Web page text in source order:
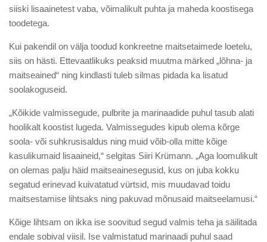
siiski lisaainetest vaba, võimalikult puhta ja maheda koostisega
toodetega.
Kui pakendil on välja toodud konkreetne maitsetaimede loetelu,
siis on hästi. Ettevaatlikuks peaksid muutma märked „lõhna- ja
maitseained“ ning kindlasti tuleb silmas pidada ka lisatud
soolakoguseid.
„Kõikide valmissegude, pulbrite ja marinaadide puhul tasub alati
hoolikalt koostist lugeda. Valmissegudes kipub olema kõrge
soola- või suhkrusisaldus ning muid võib-olla mitte kõige
kasulikumaid lisaaineid,“ selgitas Siiri Krümann. „Aga loomulikult
on olemas palju häid maitseainesegusid, kus on juba kokku
segatud erinevad kuivatatud vürtsid, mis muudavad toidu
maitsestamise lihtsaks ning pakuvad mõnusaid maitseelamusi.“
Kõige lihtsam on ikka ise soovitud segud valmis teha ja säilitada
endale sobival viisil. Ise valmistatud marinaadi puhul saad